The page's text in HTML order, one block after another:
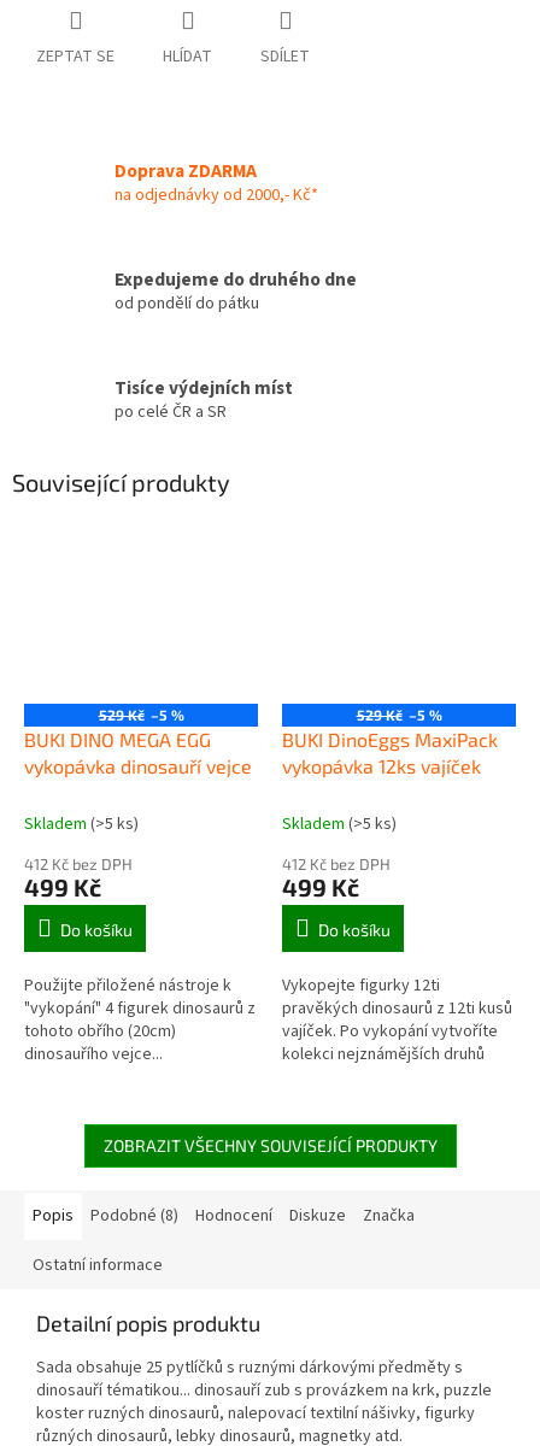
ZEPTAT SE HLÍDAT SDÍLET
Doprava ZDARMA
na odjednávky od 2000,- Kč*
Expedujeme do druhého dne
od pondělí do pátku
Tisíce výdejních míst
po celé ČR a SR
Související produkty
529 Kč –5 %
BUKI DINO MEGA EGG
vykopávka dinosauří vejce
Skladem (>5 ks)
412 Kč bez DPH
499 Kč
Do košíku
Použijte přiložené nástroje k
"vykopání" 4 figurek dinosaurů z
tohoto obřího (20cm)
dinosauřího vejce...
Krabička poslouží...
529 Kč –5 %
BUKI DinoEggs MaxiPack
vykopávka 12ks vajíček
Skladem (>5 ks)
412 Kč bez DPH
499 Kč
Do košíku
Vykopejte figurky 12ti
pravěkých dinosaurů z 12ti kusů
vajíček. Po vykopání vytvoříte
kolekci nejznámějších druhů
skvělou...
ZOBRAZIT VŠECHNY SOUVISEJÍCÍ PRODUKTY
Popis Podobné (8) Hodnocení Diskuze Značka
Ostatní informace
Detailní popis produktu
Sada obsahuje 25 pytlíčků s ruznými dárkovými předměty s
dinosauří tématikou... dinosauří zub s provázkem na krk, puzzle
koster ruzných dinosaurů, nalepovací textilní nášivky, figurky
různých dinosaurů, lebky dinosaurů, magnetky atd.